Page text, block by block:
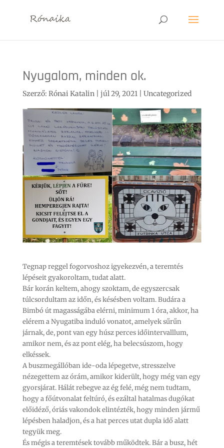
Nyugalom, minden ok.
Szerző: Rónai Katalin| júl 29, 2021| Uncategorized
Tegnap reggel fogorvoshoz igyekezvén, a teremtés
lépéseit gyakoroltam, tudat alatt.
Bár korán keltem, ahogy szoktam, de egyszercsak
túlcsordultam az időn, és késésben voltam. Budára a
Bimbó út magasságába elérni, minimum 1 óra, akkor, ha
elérem a Nyugatiba induló vonatot, amelyek sűrűn
járnak, de, pont van egy húsz perces időintervalllum,
amikor nem, és az pont elég, ha belecsúszom, hogy
elkéssek.
A buszmegállóban ide-oda lépegetve, stresszelve
nézegettem az órám, amikor kiderült, hogy még van egy
gyorsjárat. Hálát rebegve az ég felé, még nem tudtam,
hogy a főútvonalat feltúró, és ezáltal hatalmas dugókat
előidéző, óriás vakondok elintézték, hogy minden jármű
lépésben haladjon, és a hat perces utat dupla idő alatt
tegyük meg.
És mégis a teremtések tovább működtek. Bár a busz, hét